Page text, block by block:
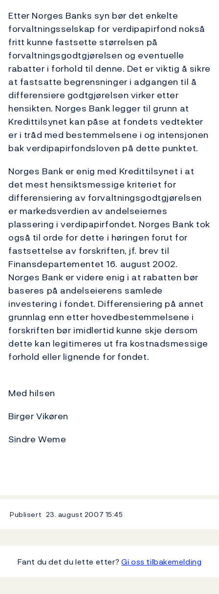
Etter Norges Banks syn bør det enkelte
forvaltningsselskap for verdipapirfond nokså
fritt kunne fastsette størrelsen på
forvaltningsgodtgjørelsen og eventuelle
rabatter i forhold til denne. Det er viktig å sikre
at fastsatte begrensninger i adgangen til å
differensiere godtgjørelsen virker etter
hensikten. Norges Bank legger til grunn at
Kredittilsynet kan påse at fondets vedtekter
er i tråd med bestemmelsene i og intensjonen
bak verdipapirfondsloven på dette punktet.
Norges Bank er enig med Kredittilsynet i at
det mest hensiktsmessige kriteriet for
differensiering av forvaltningsgodtgjørelsen
er markedsverdien av andelseiernes
plassering i verdipapirfondet. Norges Bank tok
også til orde for dette i høringen forut for
fastsettelse av forskriften, jf. brev til
Finansdepartementet 16. august 2002.
Norges Bank er videre enig i at rabatten bør
baseres på andelseierens samlede
investering i fondet. Differensiering på annet
grunnlag enn etter hovedbestemmelsene i
forskriften bør imidlertid kunne skje dersom
dette kan legitimeres ut fra kostnadsmessige
forhold eller lignende for fondet.
Med hilsen
Birger Vikøren
Sindre Weme
Publisert 23. august 2007 15:45
Fant du det du lette etter?Gi oss tilbakemelding